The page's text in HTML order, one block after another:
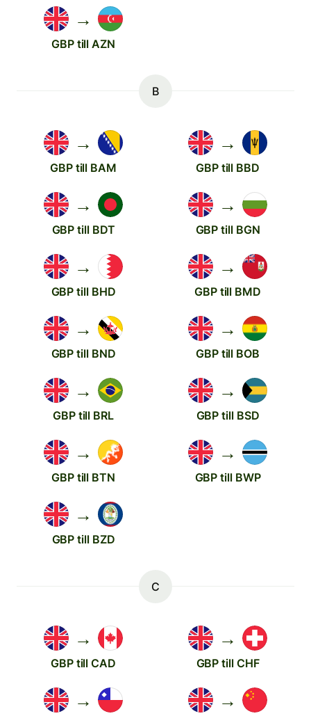
→
GBP till AZN
B
→
GBP till BAM
→
GBP till BBD
→
GBP till BDT
→
GBP till BGN
→
GBP till BHD
→
GBP till BMD
→
GBP till BND
→
GBP till BOB
→
GBP till BRL
→
GBP till BSD
→
GBP till BTN
→
GBP till BWP
→
GBP till BZD
C
→
GBP till CAD
→
GBP till CHF
→ →